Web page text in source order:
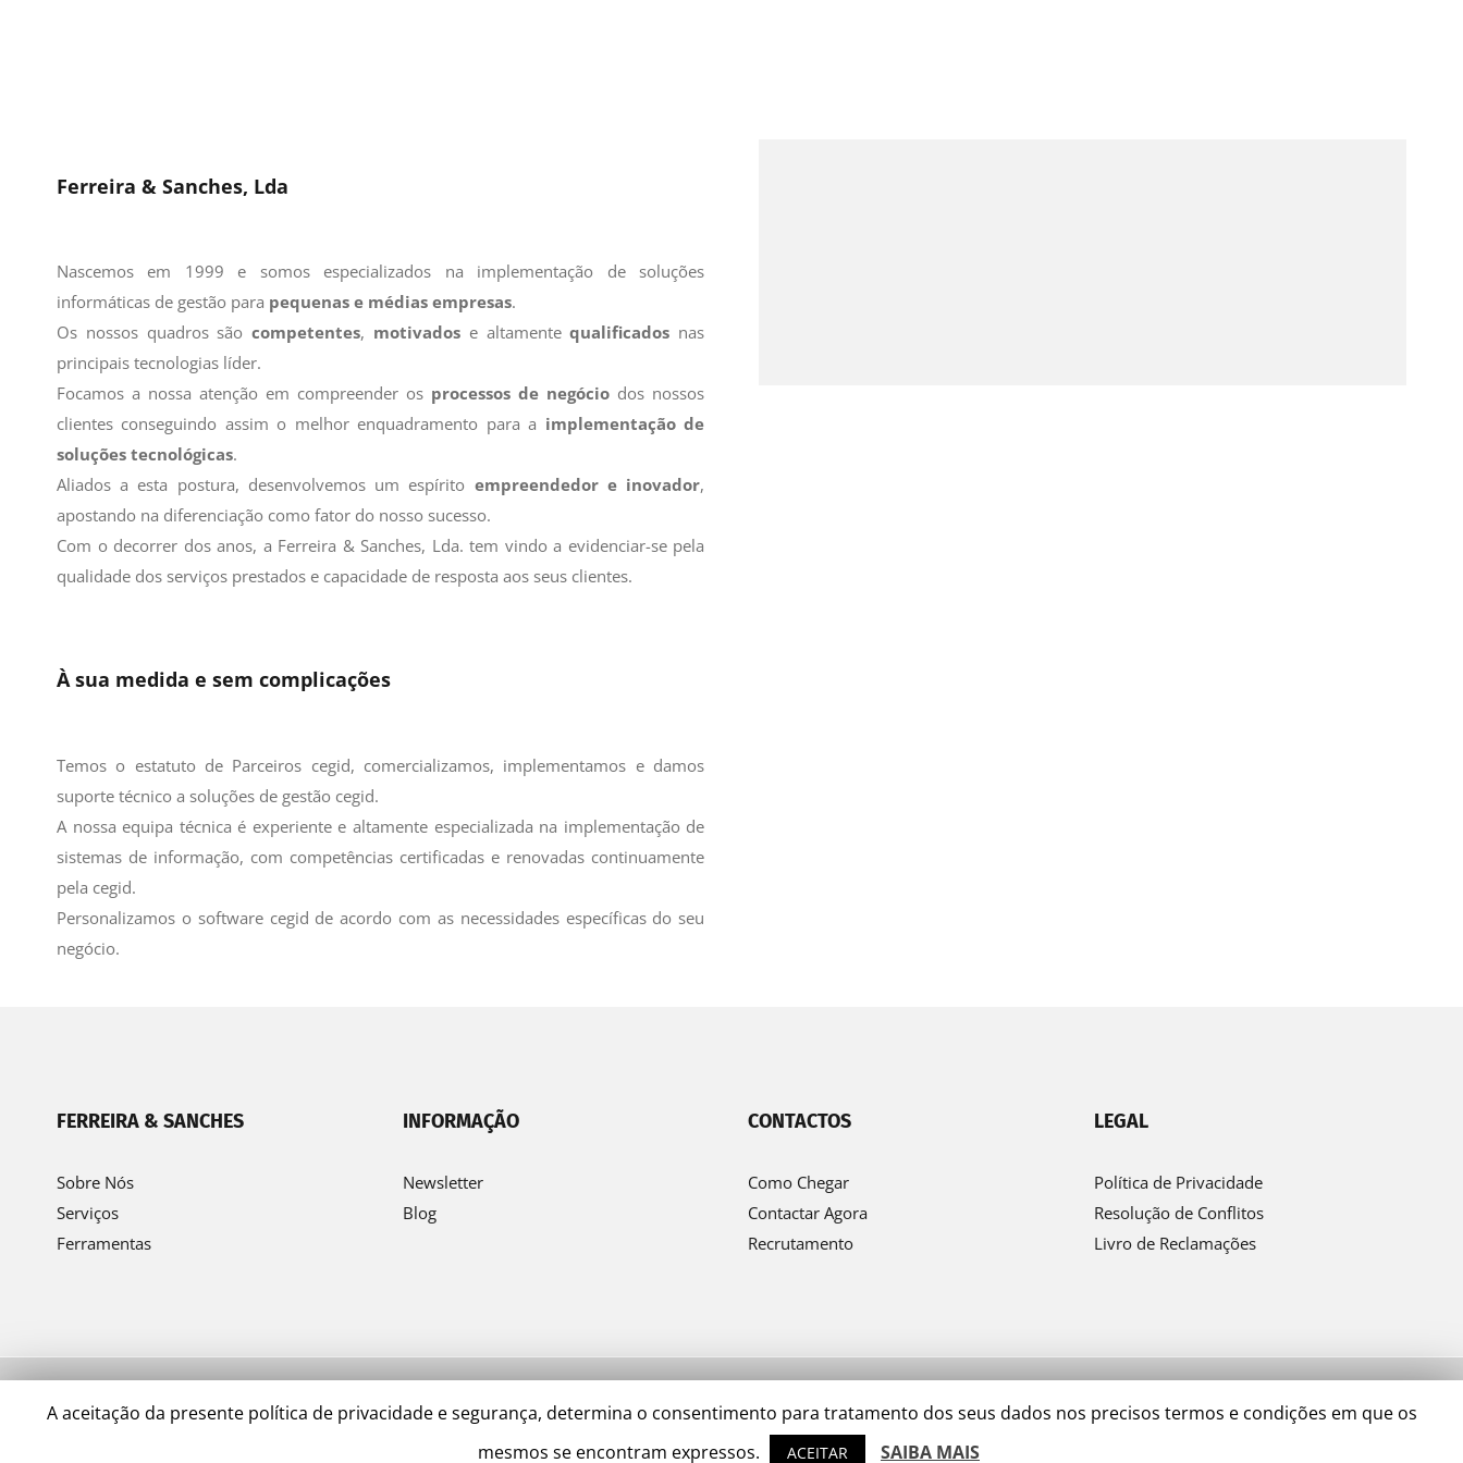
Ferreira & Sanches, Lda
Nascemos em 1999 e somos especializados na implementação de soluções
informáticas de gestão para pequenas e médias empresas.
Os nossos quadros sãocompetentes, motivados e altamentequalificados nas
principais tecnologias líder.
Focamos a nossa atenção em compreender os processos de negócio dos nossos
clientes conseguindo assim o melhor enquadramento para a implementação de
soluções tecnológicas.
Aliados a esta postura, desenvolvemos um espírito empreendedor e inovador,
apostando na diferenciação como fator do nosso sucesso.
Com o decorrer dos anos, a Ferreira & Sanches, Lda. tem vindo a evidenciar-se pela
qualidade dos serviços prestados e capacidade de resposta aos seus clientes.
À sua medida e sem complicações
Temos o estatuto de Parceiros cegid, comercializamos, implementamos e damos
suporte técnico a soluções de gestão cegid.
A nossa equipa técnica é experiente e altamente especializada na implementação de
sistemas de informação, com competências certificadas e renovadas continuamente
pela cegid.
Personalizamos o software cegid de acordo com as necessidades específicas do seu
negócio.
FERREIRA & SANCHES
Sobre Nós
Serviços
Ferramentas
INFORMAÇÃO
Newsletter
Blog
CONTACTOS
Como Chegar
Contactar Agora
Recrutamento
LEGAL
Política de Privacidade
Resolução de Conflitos
Livro de Reclamações
© Ferreira & Sanches 2022 | byAlfaiataria Digital FacebookLinkedInYouTube
A aceitação da presente política de privacidade e segurança, determina o consentimento para tratamento dos seus dados nos precisos termos e condições em que os
mesmos se encontram expressos.
ACEITAR SAIBA MAIS